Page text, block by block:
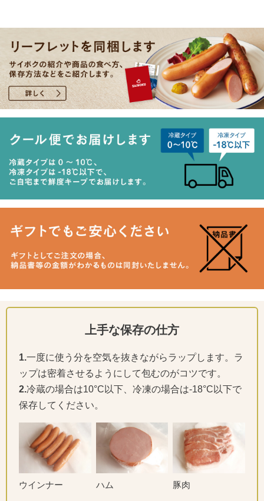
上手な保存の仕方
1.一度に使う分を空気を抜きながらラップします。ラ
ップは密着させるようにして包むのがコツです。
2.冷蔵の場合は10°C以下、冷凍の場合は-18°C以下で
保存してください。
ウインナー ハム 豚肉